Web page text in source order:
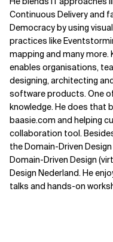
Continuous Delivery and
Democracy by using
practices like
mapping and many more.
enables organisations,
designing, architecting
software products. One
knowledge. He does that
baasie.com and helping
collaboration tool.
the Domain-Driven
Domain-Driven Design
Design Nederland. He
talks and hands-on